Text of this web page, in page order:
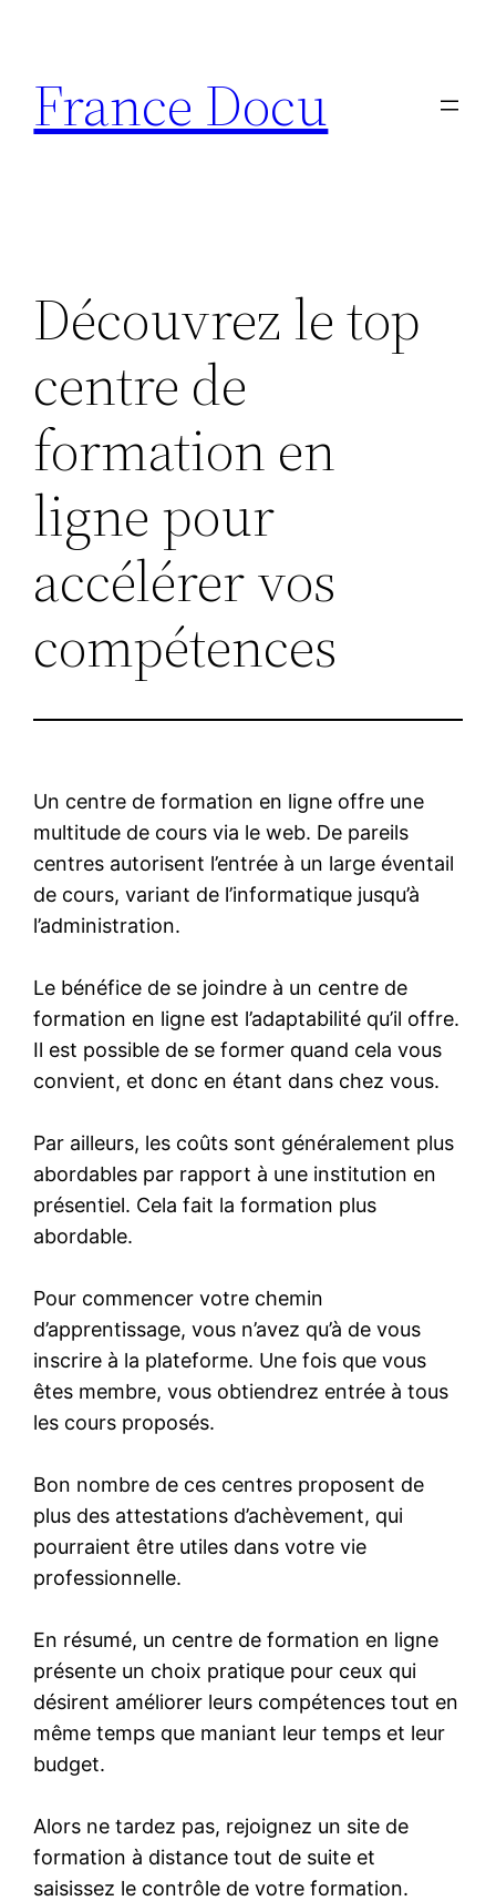
contenu
France Docu
Découvrez le top
centre de
formation en
ligne pour
accélérer vos
compétences
Un centre de formation en ligne offre une
multitude de cours via le web. De pareils
centres autorisent l’entrée à un large éventail
de cours, variant de l’informatique jusqu’à
l’administration.
Le bénéfice de se joindre à un centre de
formation en ligne est l’adaptabilité qu’il offre.
Il est possible de se former quand cela vous
convient, et donc en étant dans chez vous.
Par ailleurs, les coûts sont généralement plus
abordables par rapport à une institution en
présentiel. Cela fait la formation plus
abordable.
Pour commencer votre chemin
d’apprentissage, vous n’avez qu’à de vous
inscrire à la plateforme. Une fois que vous
êtes membre, vous obtiendrez entrée à tous
les cours proposés.
Bon nombre de ces centres proposent de
plus des attestations d’achèvement, qui
pourraient être utiles dans votre vie
professionnelle.
En résumé, un centre de formation en ligne
présente un choix pratique pour ceux qui
désirent améliorer leurs compétences tout en
même temps que maniant leur temps et leur
budget.
Alors ne tardez pas, rejoignez un site de
formation à distance tout de suite et
saisissez le contrôle de votre formation.